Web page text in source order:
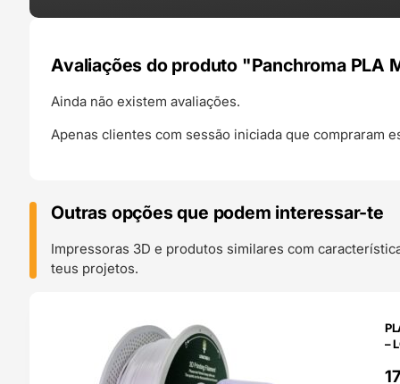
Avaliações do produto "Panchroma PLA
Ainda não existem avaliações.
Apenas clientes com sessão iniciada que compraram
Outras opções que podem interessar-te
Impressoras 3D e produtos similares com
teus projetos.
–